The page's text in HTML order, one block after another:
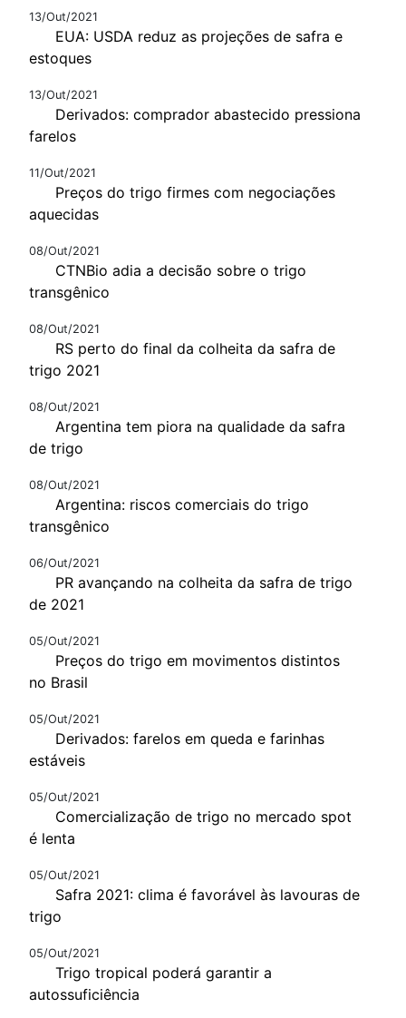
13/Out/2021
EUA: USDA reduz as projeções de safra e
estoques
13/Out/2021
Derivados: comprador abastecido pressiona
farelos
11/Out/2021
Preços do trigo firmes com negociações
aquecidas
08/Out/2021
CTNBio adia a decisão sobre o trigo
transgênico
08/Out/2021
RS perto do final da colheita da safra de
trigo 2021
08/Out/2021
Argentina tem piora na qualidade da safra
de trigo
08/Out/2021
Argentina: riscos comerciais do trigo
transgênico
06/Out/2021
PR avançando na colheita da safra de trigo
de 2021
05/Out/2021
Preços do trigo em movimentos distintos
no Brasil
05/Out/2021
Derivados: farelos em queda e farinhas
estáveis
05/Out/2021
Comercialização de trigo no mercado spot
é lenta
05/Out/2021
Safra 2021: clima é favorável às lavouras de
trigo
05/Out/2021
Trigo tropical poderá garantir a
autossuficiência